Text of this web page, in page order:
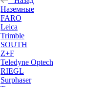
Наземные
FARO
Leica
Trimble
SOUTH
Z+F
Teledyne Optech
RIEGL
Surphaser